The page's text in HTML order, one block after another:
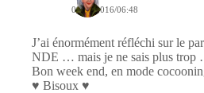
09/01/2016/06:48
J’ai énormément réfléchi sur le
NDE … mais je ne sais plus trop
Bon week end, en mode
♥ Bisoux ♥